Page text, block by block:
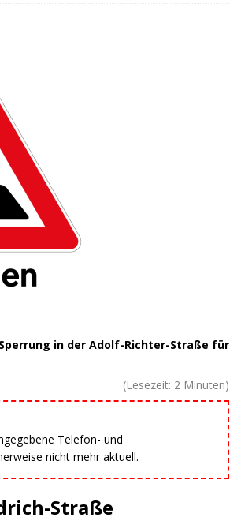
in der Adolf-Richter-Straße für
(Lesezeit: 2 Minuten)
Telefon- und
nicht mehr aktuell.
Straße